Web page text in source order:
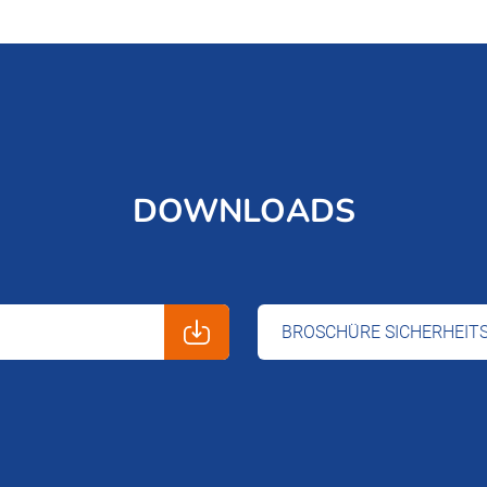
DOWNLOADS
BROSCHÜRE